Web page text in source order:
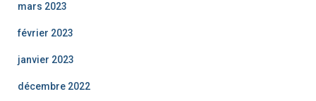
mars 2023
février 2023
janvier 2023
décembre 2022